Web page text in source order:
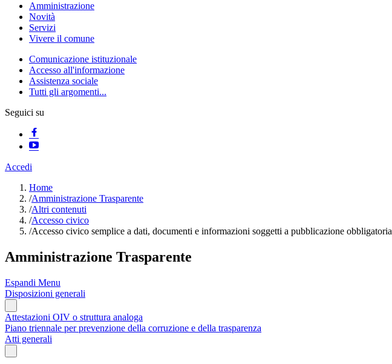
Amministrazione
Novità
Servizi
Vivere il comune
Comunicazione istituzionale
Accesso all'informazione
Assistenza sociale
Tutti gli argomenti...
Seguici su
Accedi
Home
/Amministrazione Trasparente
/Altri contenuti
/Accesso civico
/Accesso civico semplice a dati, documenti e informazioni soggetti a pubblicazione obbligatoria
Amministrazione Trasparente
Espandi Menu
Disposizioni generali
Attestazioni OIV o struttura analoga
Piano triennale per prevenzione della corruzione e della trasparenza
Atti generali